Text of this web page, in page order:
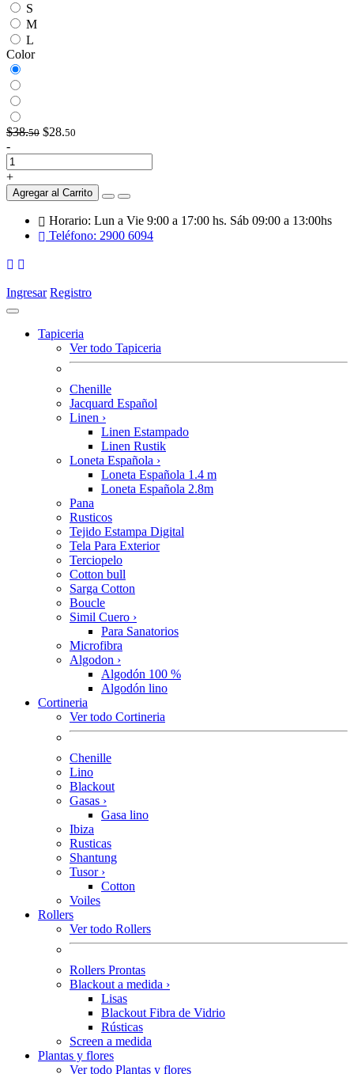
S
M
L
Color
$38.50 $28.50
-
+
Agregar al Carrito
Horario: Lun a Vie 9:00 a 17:00 hs. Sáb 09:00 a 13:00hs
Teléfono: 2900 6094
Ingresar Registro
Tapiceria
Ver todo Tapiceria
Chenille
Jacquard Español
Linen ›
Linen Estampado
Linen Rustik
Loneta Española ›
Loneta Española 1.4 m
Loneta Española 2.8m
Pana
Rusticos
Tejido Estampa Digital
Tela Para Exterior
Terciopelo
Cotton bull
Sarga Cotton
Boucle
Simil Cuero ›
Para Sanatorios
Microfibra
Algodon ›
Algodón 100 %
Algodón lino
Cortineria
Ver todo Cortineria
Chenille
Lino
Blackout
Gasas ›
Gasa lino
Ibiza
Rusticas
Shantung
Tusor ›
Cotton
Voiles
Rollers
Ver todo Rollers
Rollers Prontas
Blackout a medida ›
Lisas
Blackout Fibra de Vidrio
Rústicas
Screen a medida
Plantas y flores
Ver todo Plantas y flores